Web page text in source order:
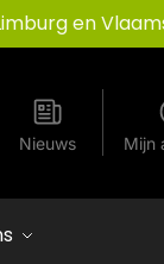
en
Nieuws Mijn